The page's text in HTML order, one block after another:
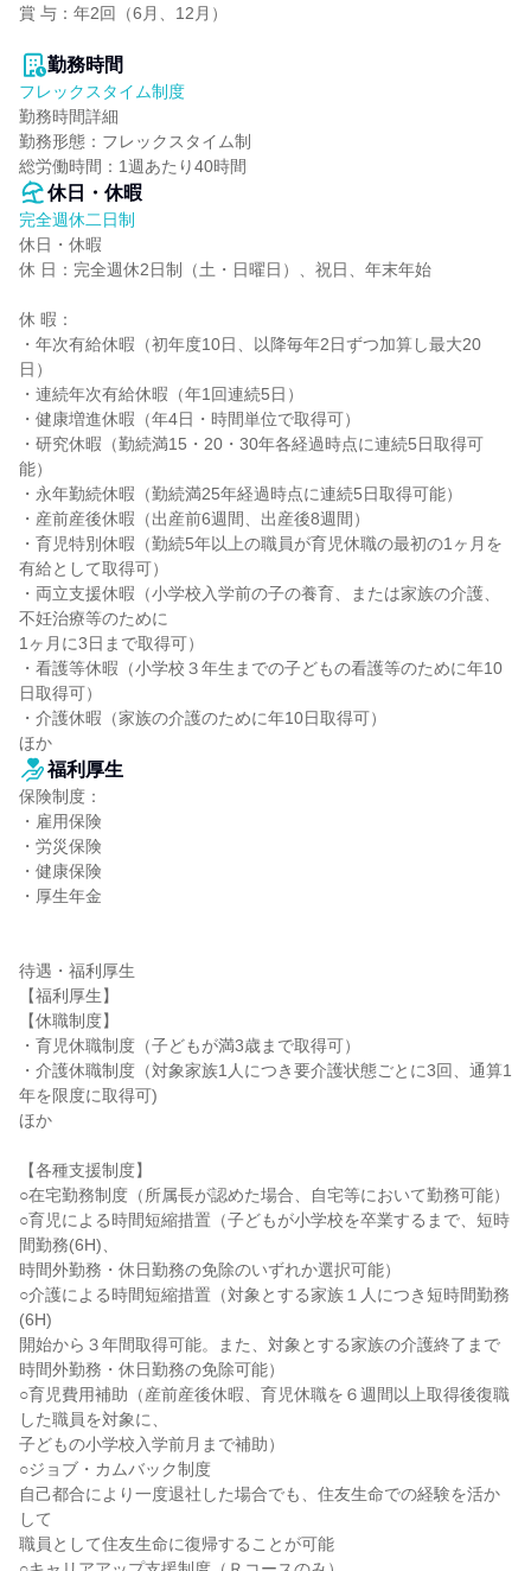
賞 与：年2回（6月、12月）
勤務時間
フレックスタイム制度
勤務時間詳細
勤務形態：フレックスタイム制
総労働時間：1週あたり40時間
休日・休暇
完全週休二日制
休日・休暇
休 日：完全週休2日制（土・日曜日）、祝日、年末年始
休 暇：
・年次有給休暇（初年度10日、以降毎年2日ずつ加算し最大20
日）
・連続年次有給休暇（年1回連続5日）
・健康増進休暇（年4日・時間単位で取得可）
・研究休暇（勤続満15・20・30年各経過時点に連続5日取得可
能）
・永年勤続休暇（勤続満25年経過時点に連続5日取得可能）
・産前産後休暇（出産前6週間、出産後8週間）
・育児特別休暇（勤続5年以上の職員が育児休職の最初の1ヶ月を
有給として取得可）
・両立支援休暇（小学校入学前の子の養育、または家族の介護、
不妊治療等のために
1ヶ月に3日まで取得可）
・看護等休暇（小学校３年生までの子どもの看護等のために年10
日取得可）
・介護休暇（家族の介護のために年10日取得可）
ほか
福利厚生
保険制度：
・雇用保険
・労災保険
・健康保険
・厚生年金
待遇・福利厚生
【福利厚生】
【休職制度】
・育児休職制度（子どもが満3歳まで取得可）
・介護休職制度（対象家族1人につき要介護状態ごとに3回、通算1
年を限度に取得可)
ほか
【各種支援制度】
○在宅勤務制度（所属長が認めた場合、自宅等において勤務可能）
○育児による時間短縮措置（子どもが小学校を卒業するまで、短時
間勤務(6H)、
時間外勤務・休日勤務の免除のいずれか選択可能）
○介護による時間短縮措置（対象とする家族１人につき短時間勤務
(6H)
開始から３年間取得可能。また、対象とする家族の介護終了まで
時間外勤務・休日勤務の免除可能）
○育児費用補助（産前産後休暇、育児休職を６週間以上取得後復職
した職員を対象に、
子どもの小学校入学前月まで補助）
○ジョブ・カムバック制度
自己都合により一度退社した場合でも、住友生命での経験を活か
して
職員として住友生命に復帰することが可能